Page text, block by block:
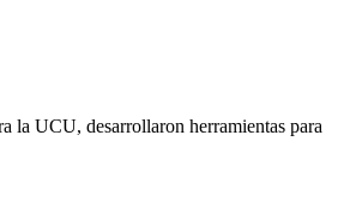
la UCU, desarrollaron herramientas para